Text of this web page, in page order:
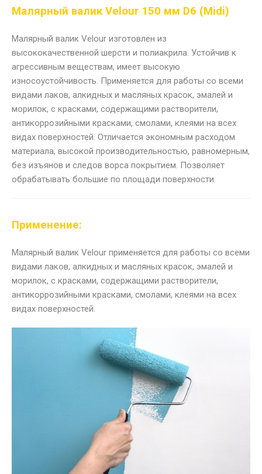
Малярный валик Velour 150 мм D6 (Midi)
Малярный валик Velour изготовлен из
высококачественной шерсти и полиакрила. Устойчив к
агрессивным веществам, имеет высокую
износоустойчивость. Применяется для работы со всеми
видами лаков, алкидных и масляных красок, эмалей и
морилок, с красками, содержащими растворители,
антикоррозийными красками, смолами, клеями на всех
видах поверхностей. Отличается экономным расходом
материала, высокой производительностью, равномерным,
без изъянов и следов ворса покрытием. Позволяет
обрабатывать большие по площади поверхности.
Применение:
Малярный валик Velour применяется для работы со всеми
видами лаков, алкидных и масляных красок, эмалей и
морилок, с красками, содержащими растворители,
антикоррозийными красками, смолами, клеями на всех
видах поверхностей.